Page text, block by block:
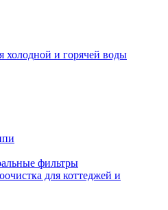
холодной и горячей воды
фильтры
для коттеджей и